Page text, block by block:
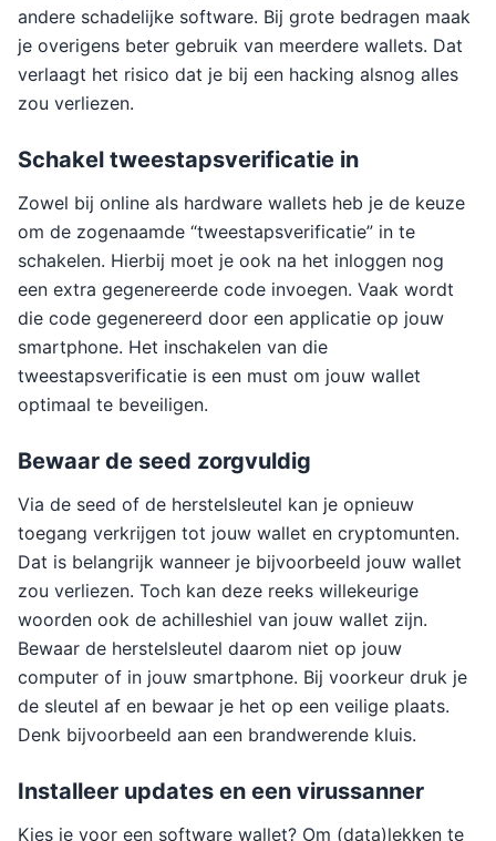
andere schadelijke software. Bij grote bedragen maak
je overigens beter gebruik van meerdere wallets. Dat
verlaagt het risico dat je bij een hacking alsnog alles
zou verliezen.
Schakel tweestapsverificatie in
Zowel bij online als hardware wallets heb je de keuze
om de zogenaamde “tweestapsverificatie” in te
schakelen. Hierbij moet je ook na het inloggen nog
een extra gegenereerde code invoegen. Vaak wordt
die code gegenereerd door een applicatie op jouw
smartphone. Het inschakelen van die
tweestapsverificatie is een must om jouw wallet
optimaal te beveiligen.
Bewaar de seed zorgvuldig
Via de seed of de herstelsleutel kan je opnieuw
toegang verkrijgen tot jouw wallet en cryptomunten.
Dat is belangrijk wanneer je bijvoorbeeld jouw wallet
zou verliezen. Toch kan deze reeks willekeurige
woorden ook de achilleshiel van jouw wallet zijn.
Bewaar de herstelsleutel daarom niet op jouw
computer of in jouw smartphone. Bij voorkeur druk je
de sleutel af en bewaar je het op een veilige plaats.
Denk bijvoorbeeld aan een brandwerende kluis.
Installeer updates en een virussanner
Kies je voor een software wallet? Om (data)lekken te